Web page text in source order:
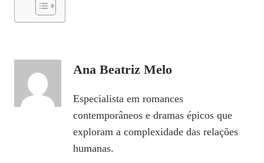
Ana Beatriz Melo
Especialista em romances
contemporâneos e dramas épicos que
exploram a complexidade das relações
humanas.